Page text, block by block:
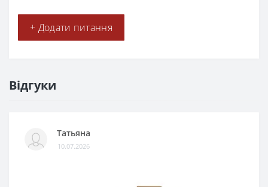
+ Додати питання
Відгуки
Татьяна
10.07.2026